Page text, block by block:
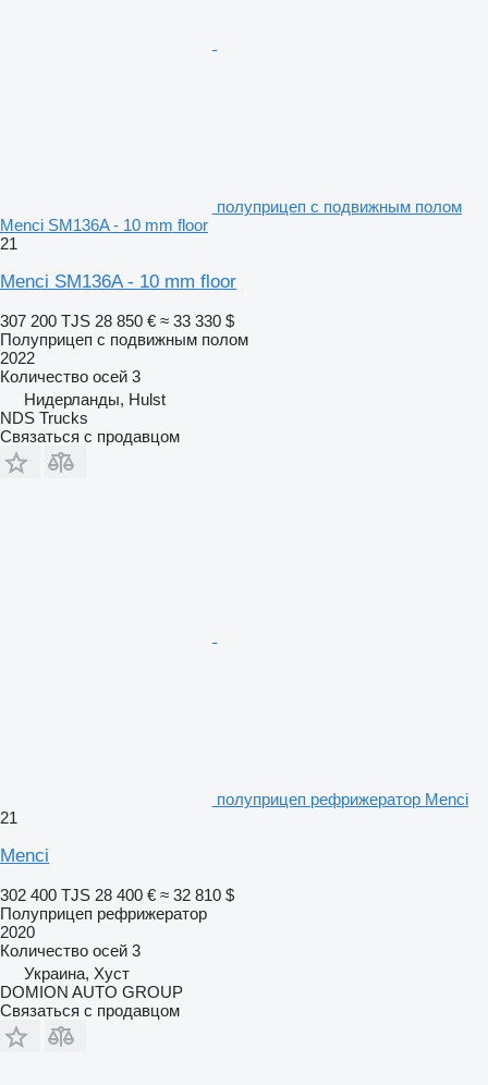
полуприцеп с подвижным полом
Menci SM136A - 10 mm floor
21
Menci SM136A - 10 mm floor
307 200 TJS 28 850 € ≈ 33 330 $
Полуприцеп с подвижным полом
2022
Количество осей 3
Нидерланды, Hulst
NDS Trucks
Связаться с продавцом
полуприцеп рефрижератор Menci
21
Menci
302 400 TJS 28 400 € ≈ 32 810 $
Полуприцеп рефрижератор
2020
Количество осей 3
Украина, Хуст
DOMION AUTO GROUP
Связаться с продавцом